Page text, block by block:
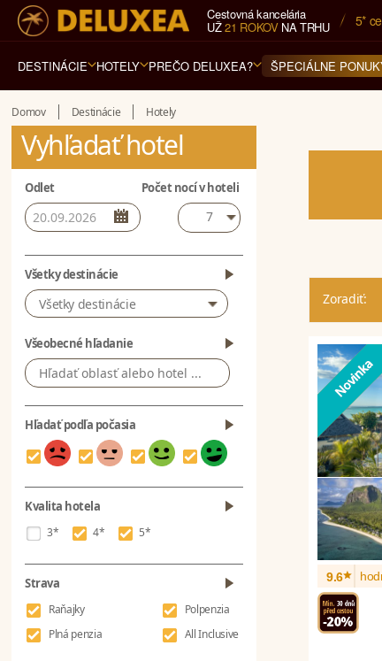
Cestovná kancelária
UŽ21 ROKOVNA TRHU 5*
DESTINÁCIE HOTELY PREČO DELUXEA? ŠPECIÁLNE
Domov Destinácie Hotely
Vyhľadať hotel
Odlet Počet nocí v hoteli
7
Všetky destinácie
Všetky destinácie
Všeobecné hľadanie
Hľadať podľa počasia
Kvalita hotela
3* 4* 5*
Strava
Raňajky
Plná penzia
Polpenzia
All Inclusive
Zoradiť:
9.6*